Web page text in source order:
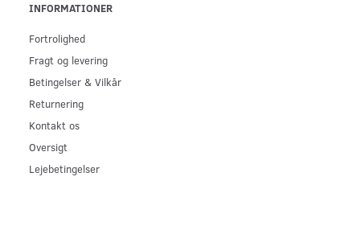
INFORMATIONER
Fortrolighed
Fragt og levering
Betingelser & Vilkår
Returnering
Kontakt os
Oversigt
Lejebetingelser